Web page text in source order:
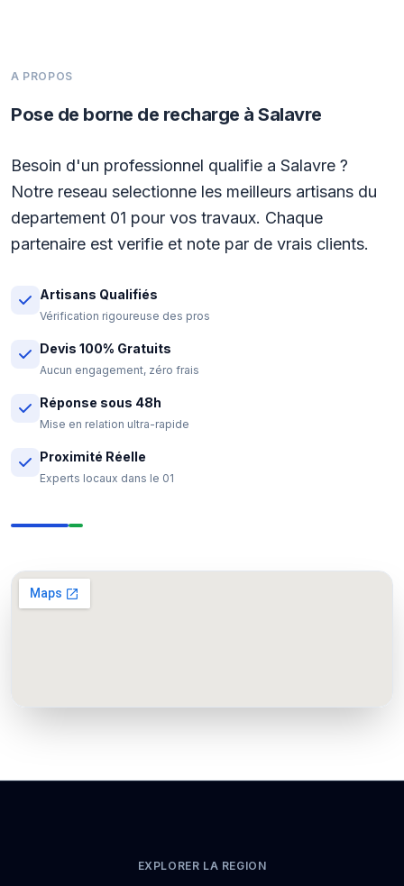
A PROPOS
Pose de borne de recharge à Salavre
Besoin d'un professionnel qualifie a Salavre ?
Notre reseau selectionne les meilleurs artisans du
departement 01 pour vos travaux. Chaque
partenaire est verifie et note par de vrais clients.
Artisans Qualifiés
Vérification rigoureuse des pros
Devis 100% Gratuits
Aucun engagement, zéro frais
Réponse sous 48h
Mise en relation ultra-rapide
Proximité Réelle
Experts locaux dans le 01
EXPLORER LA REGION